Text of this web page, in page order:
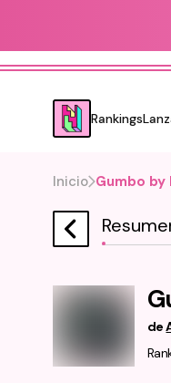
Rankings
Inicio Gumbo by
de